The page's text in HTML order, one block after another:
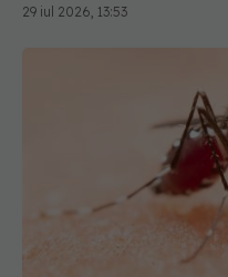
29 iul 2026, 13:53